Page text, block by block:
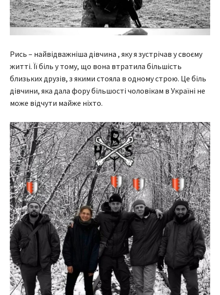
Рись – найвідважніша дівчина , яку я зустрічав у своєму
житті. Її біль у тому, що вона втратила більшість
близьких друзів, з якими стояла в одному строю. Це біль
дівчини, яка дала фору більшості чоловікам в Україні не
може відчути майже ніхто.